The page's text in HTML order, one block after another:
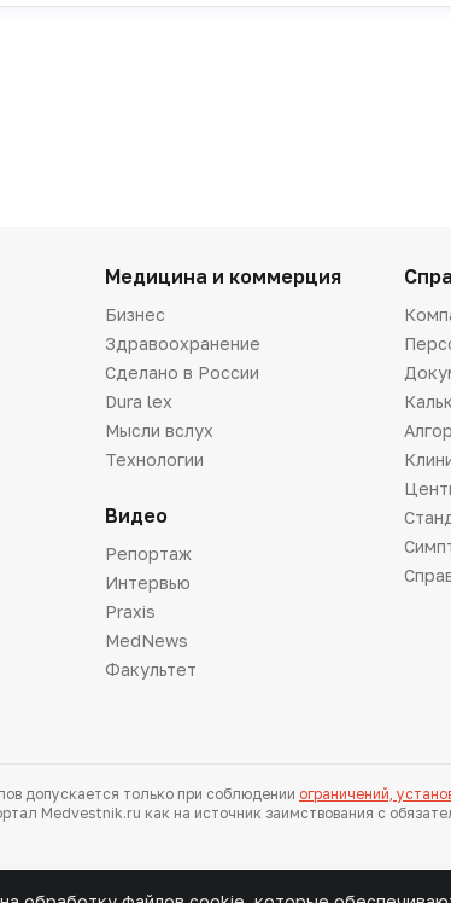
Медицина и коммерция
Бизнес
Здравоохранение
Сделано в России
Dura lex
Мысли вслух
Технологии
Видео
Репортаж
Интервью
Praxis
MedNews
Факультет
допускается только при соблюдении ограничений,
Medvestnik.ru как на источник заимствования с